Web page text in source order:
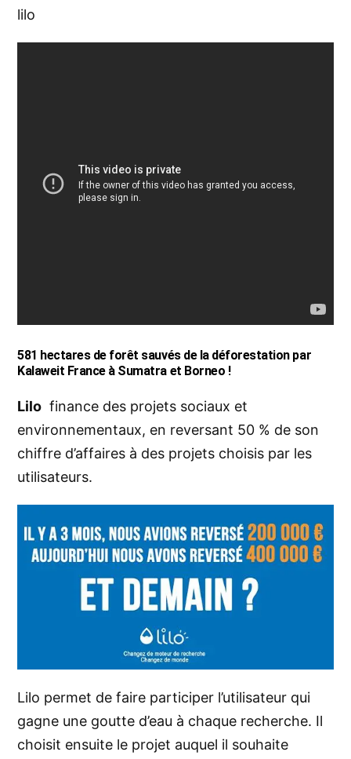
lilo
581 hectares de forêt sauvés de la déforestation par
Kalaweit France à Sumatra et Borneo !
Lilo finance des projets sociaux et
environnementaux, en reversant 50 % de son
chiffre d’affaires à des projets choisis par les
utilisateurs.
Lilo permet de faire participer l’utilisateur qui
gagne une goutte d’eau à chaque recherche. Il
choisit ensuite le projet auquel il souhaite